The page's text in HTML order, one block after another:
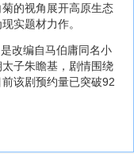
的视角展开高原生态
实题材力作。
改编自马伯庸同名小
子朱瞻基，剧情围绕
该剧预约量已突破92